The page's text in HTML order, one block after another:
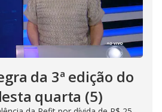
da 3ª edição do
quarta (5)